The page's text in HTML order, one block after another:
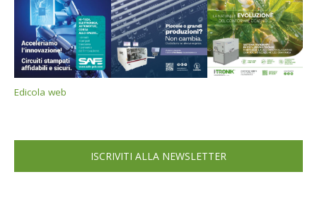
Edicola web
ISCRIVITI ALLA NEWSLETTER